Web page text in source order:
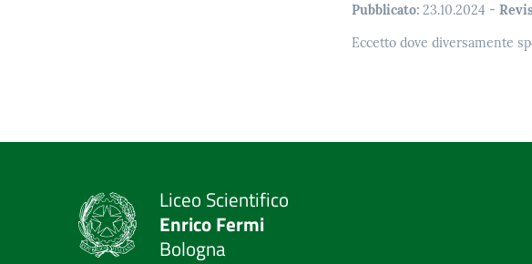
Pubblicato: 23.10.2024 -
Eccetto dove diversamente
Liceo Scientifico
Enrico Fermi
Bologna